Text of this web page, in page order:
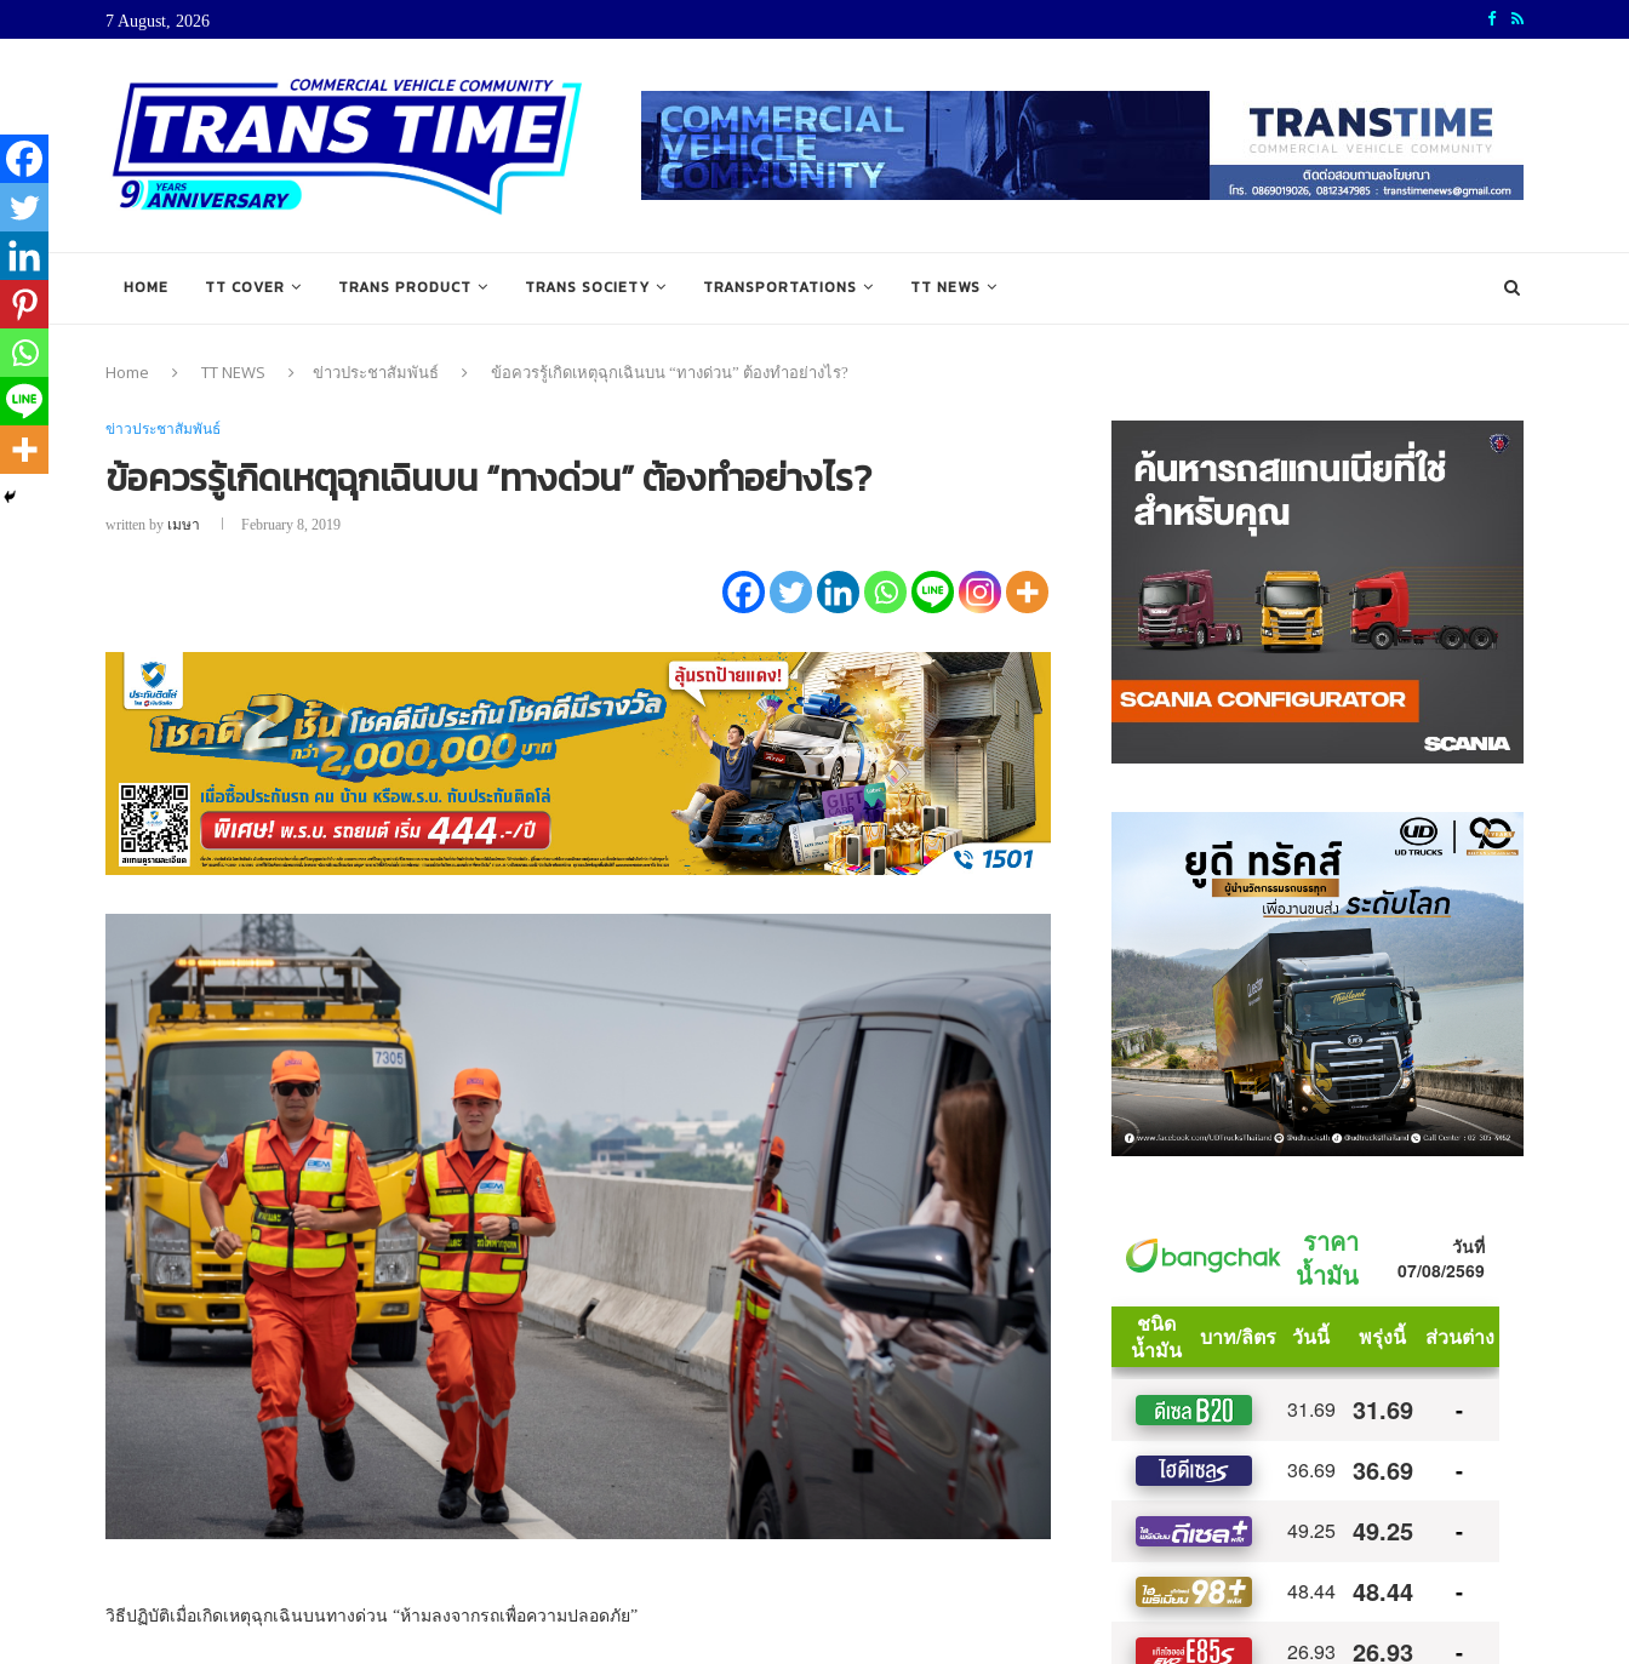
7 August, 2026
HOME TT COVER TRANS PRODUCT TRANS SOCIETY TRANSPORTATIONS TT NEWS
Home TT NEWS ข่าวประชาสัมพันธ์ ข้อควรรู้เกิดเหตุฉุกเฉินบน “ทางด่วน” ต้องทำอย่างไร?
ข่าวประชาสัมพันธ์
ข้อควรรู้เกิดเหตุฉุกเฉินบน “ทางด่วน” ต้องทำอย่างไร?
written by เมษา February 8, 2019
วิธีปฏิบัติเมื่อเกิดเหตุฉุกเฉินบนทางด่วน “ห้ามลงจากรถเพื่อความปลอดภัย”